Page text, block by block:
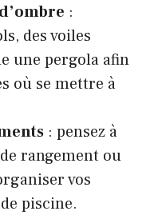
:
des voiles
une pergola afin
où se mettre à
: pensez à
rangement ou
vos
piscine.